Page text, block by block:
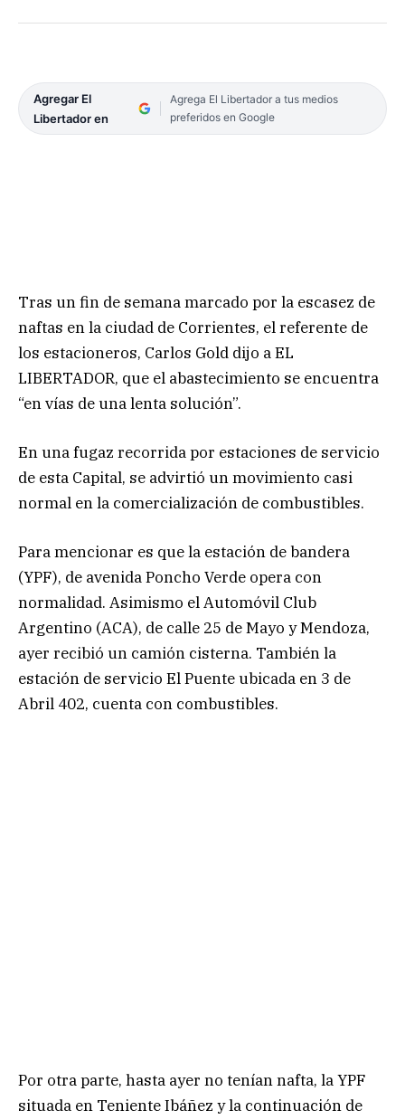
Agregar El
Libertador en
Agrega El Libertador a tus medios
preferidos en Google
Tras un fin de semana marcado por la escasez de
naftas en la ciudad de Corrientes, el referente de
los estacioneros, Carlos Gold dijo a EL
LIBERTADOR, que el abastecimiento se encuentra
“en vías de una lenta solución”.
En una fugaz recorrida por estaciones de servicio
de esta Capital, se advirtió un movimiento casi
normal en la comercialización de combustibles.
Para mencionar es que la estación de bandera
(YPF), de avenida Poncho Verde opera con
normalidad. Asimismo el Automóvil Club
Argentino (ACA), de calle 25 de Mayo y Mendoza,
ayer recibió un camión cisterna. También la
estación de servicio El Puente ubicada en 3 de
Abril 402, cuenta con combustibles.
Por otra parte, hasta ayer no tenían nafta, la YPF
situada en Teniente Ibáñez y la continuación de